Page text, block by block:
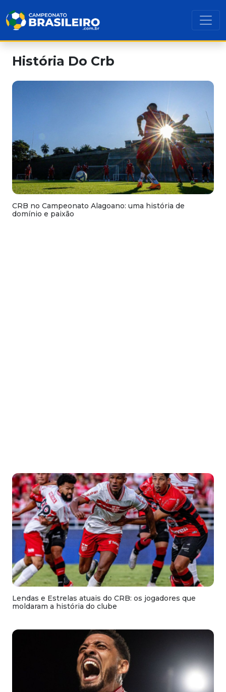
História Do Crb
CRB no Campeonato Alagoano: uma história de
domínio e paixão
Lendas e Estrelas atuais do CRB: os jogadores que
moldaram a história do clube